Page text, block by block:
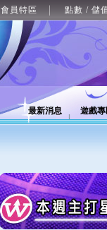
會員特區 點數 / 儲
最新消息 遊戲